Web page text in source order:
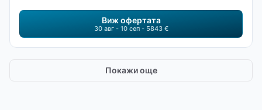
Виж офертата
30 авг - 10 сеп - 5843 €
Покажи още